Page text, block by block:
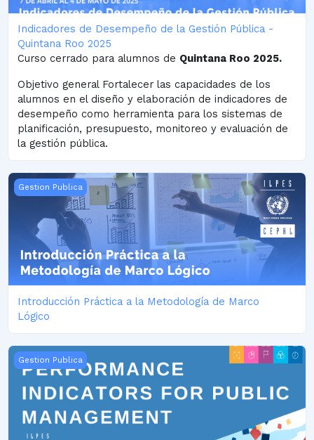
Indicadores de Desempeño de la Gestión Pública -
Quintana Roo 2025
Curso cerrado para alumnos de Quintana Roo 2025.
Objetivo general Fortalecer las capacidades de los
alumnos en el diseño y elaboración de indicadores de
desempeño como herramienta para los sistemas de
planificación, presupuesto, monitoreo y evaluación de
la gestión pública.
Introducción Práctica a la Metodología de Marco Lógico
Gestion Publica
Introducción Práctica a la Metodología de Marco
Lógico
Performance Indicators for Public Management | 2025
Gestion Publica